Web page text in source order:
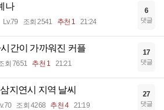
나
Lv.79 조회 2541 추천 1 21:24
6
댓글
간이 가까워진 커플
회 7651 추천 1 21:21
17
댓글
지연시 지역 날씨
조회 4268 추천 4 21:19
27
댓글